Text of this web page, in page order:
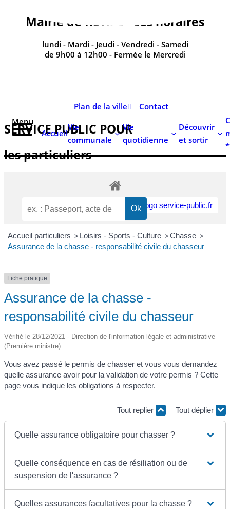
Mairie de Réville - ses horaires
lundi - Mardi - Jeudi - Vendredi - Samedi
de 9h00 à 12h00 - Fermée le Mercredi
Plan de la ville
Contact
Menu
Accueil
Vie
communale
Vie
quotidienne
Découvrir
et sortir
SERVICE PUBLIC POUR​
les particuliers
Accueil particuliers > Loisirs - Sports - Culture > Chasse >
Assurance de la chasse - responsabilité civile du chasseur
Fiche pratique
Assurance de la chasse -
responsabilité civile du chasseur
Vérifié le 28/12/2021 - Direction de l'information légale et administrative
(Première ministre)
Vous avez passé le permis de chasser et vous vous demandez
quelle assurance avoir pour la validation de votre permis ? Cette
page vous indique les obligations à respecter.
Tout replier Tout déplier
Quelle assurance obligatoire pour chasser ?
Quelle conséquence en cas de résiliation ou de
suspension de l'assurance ?
Quelles assurances facultatives pour la chasse ?